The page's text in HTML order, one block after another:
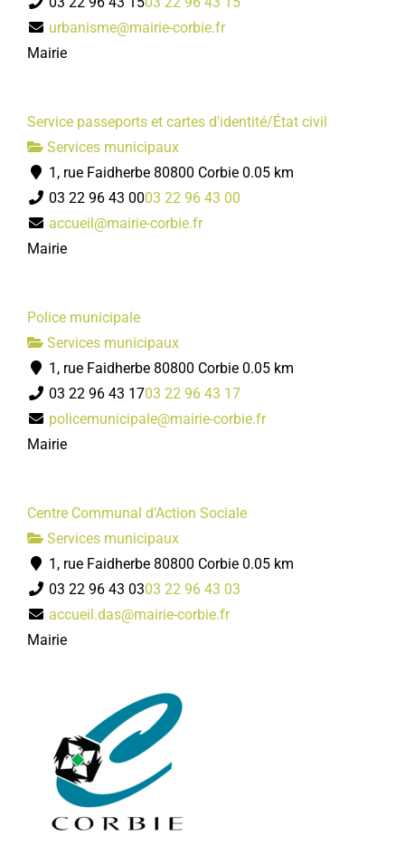
urbanisme@mairie-corbie.fr
Mairie
Service passeports et cartes d'identité/État civil
Services municipaux
1, rue Faidherbe 80800 Corbie 0.05 km
03 22 96 43 0003 22 96 43 00
accueil@mairie-corbie.fr
Mairie
Police municipale
Services municipaux
1, rue Faidherbe 80800 Corbie 0.05 km
03 22 96 43 1703 22 96 43 17
policemunicipale@mairie-corbie.fr
Mairie
Centre Communal d'Action Sociale
Services municipaux
1, rue Faidherbe 80800 Corbie 0.05 km
03 22 96 43 0303 22 96 43 03
accueil.das@mairie-corbie.fr
Mairie